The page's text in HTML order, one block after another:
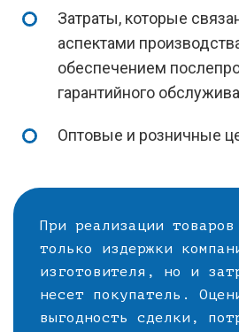
Затраты, которые
аспектами
обеспечением
гарантийного
Оптовые и розничные
При реализации
только издержки
изготовителя, но и
несет покупатель.
выгодность сделки,